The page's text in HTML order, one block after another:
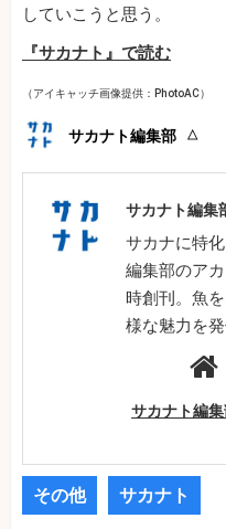
していこうと思う。
『サカナト』で読む
（アイキャッチ画像提供：PhotoAC）
サカナト編集部
サカナト編集
サカナに特
編集部のア
時創刊。魚
様な魅力を
サカナト編
その他 サカナト